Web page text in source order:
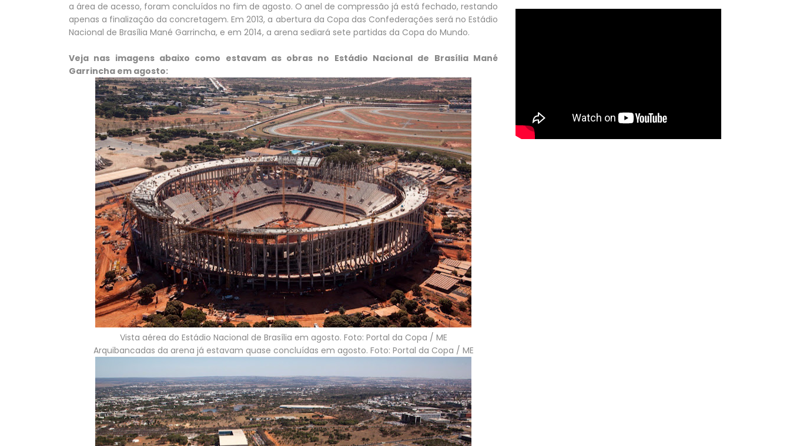
a área de acesso, foram concluídos no fim de agosto. O anel de compressão já está fechado, restando
apenas a finalização da concretagem. Em 2013, a abertura da Copa das Confederações será no Estádio
Nacional de Brasília Mané Garrincha, e em 2014, a arena sediará sete partidas da Copa do Mundo.
Veja nas imagens abaixo como estavam as obras no Estádio Nacional de Brasília Mané
Garrincha em agosto:
Vista aérea do Estádio Nacional de Brasília em agosto. Foto: Portal da Copa / ME
Arquibancadas da arena já estavam quase concluídas em agosto. Foto: Portal da Copa / ME